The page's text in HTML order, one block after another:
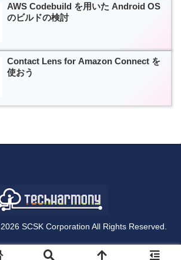
AWS Codebuild を用いた Android OS
のビルドの検討
Contact Lens for Amazon Connect を
使おう
SCSK Corporation All Rights Reserved.